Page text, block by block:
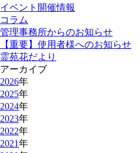
イベント開催情報
コラム
管理事務所からのお知らせ
【重要】使用者様へのお知らせ
霊苑花だより
アーカイブ
2026年
2025年
2024年
2023年
2022年
2021年